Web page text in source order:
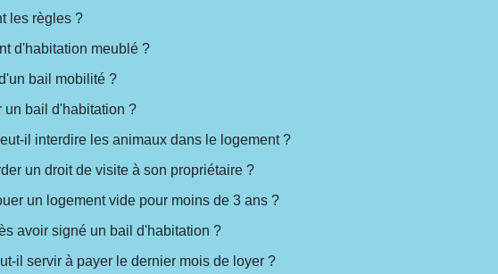
les règles ?
d'habitation meublé ?
bail mobilité ?
un bail d'habitation ?
il interdire les animaux dans le logement ?
un droit de visite à son propriétaire ?
un logement vide pour moins de 3 ans ?
avoir signé un bail d'habitation ?
il servir à payer le dernier mois de loyer ?